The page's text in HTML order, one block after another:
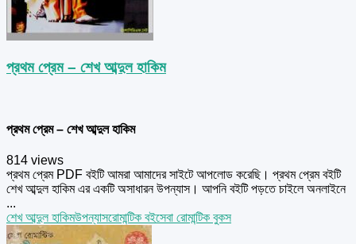
প্রথম প্রেম – শেখ আব্দুল হাকিম
প্রথম প্রেম – শেখ আব্দুল হাকিম
814 views
প্রথম প্রেম PDF বইটি আমরা আমাদের সাইটে আপলোড করেছি। প্রথম প্রেম বইটি
শেখ আব্দুল হাকিম এর একটি অসাধারন উপন্যাস। আপনি বইটি পড়তে চাইলে অনলাইনে
...
শেখ আব্দুল হাকিমউপন্যাসরোমান্টিক বইসেবা রোমান্টিক বুকস